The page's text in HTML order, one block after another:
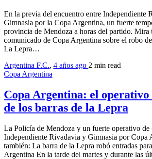
En la previa del encuentro entre Independiente
Gimnasia por la Copa Argentina, un fuerte
provincia de Mendoza a horas del partido. Mira
comunicado de Copa Argentina sobre el robo
La Lepra…
Argentina F.C., 4 años ago 2 min read
Copa Argentina
Copa Argentina: el
de los barras de la Lepra
La Policía de Mendoza y un fuerte operativo de
Independiente Rivadavia y Gimnasia por Copa
también: La barra de la Lepra robó entradas
Argentina En la tarde del martes y durante las